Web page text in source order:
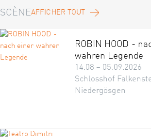
SCÈNEAFFICHER TOUT
ROBIN HOOD -
wahren Legende
14.08 – 05.09.2026
Schlosshof
Niedergösgen